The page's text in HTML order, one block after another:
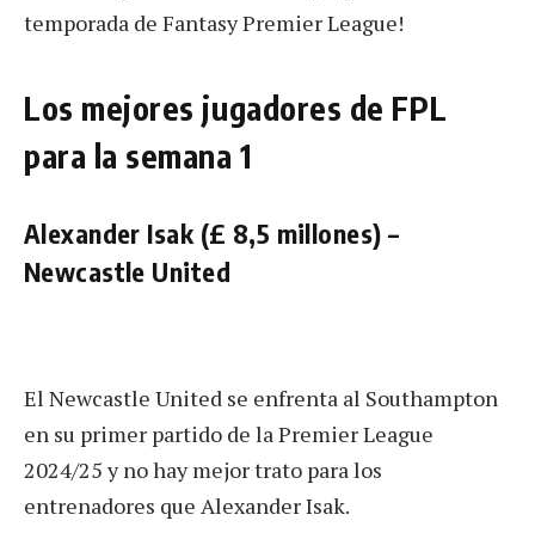
temporada de Fantasy Premier League!
Los mejores jugadores de FPL
para la semana 1
Alexander Isak (£ 8,5 millones) –
Newcastle United
El Newcastle United se enfrenta al Southampton
en su primer partido de la Premier League
2024/25 y no hay mejor trato para los
entrenadores que Alexander Isak.